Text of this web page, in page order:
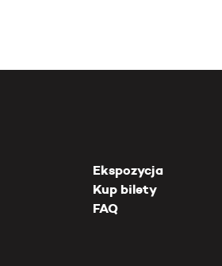
Ekspozycja
Kup bilety
FAQ